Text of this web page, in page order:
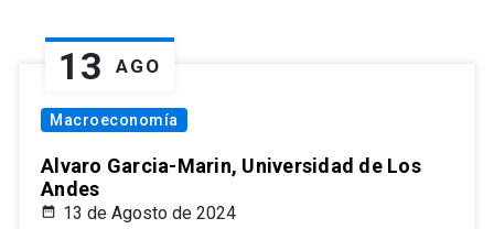
13 AGO
Macroeconomía
Alvaro Garcia-Marin, Universidad de Los
Andes
13 de Agosto de 2024